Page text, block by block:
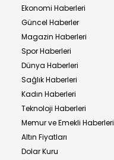
Ekonomi Haberleri
Güncel Haberler
Magazin Haberleri
Spor Haberleri
Dünya Haberleri
Sağlık Haberleri
Kadın Haberleri
Teknoloji Haberleri
Memur ve Emekli Haberleri
Altın Fiyatları
Dolar Kuru